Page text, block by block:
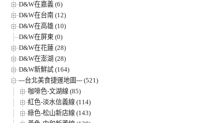
D&W在嘉義 (6)
D&W在台南 (12)
D&W在高雄 (10)
D&W在屏東 (0)
D&W在花蓮 (28)
D&W在澎湖 (28)
D&W新鮮試 (164)
---台北美食捷運地圖--- (521)
咖啡色-文湖線 (85)
紅色-淡水信義線 (114)
綠色-松山新店線 (143)